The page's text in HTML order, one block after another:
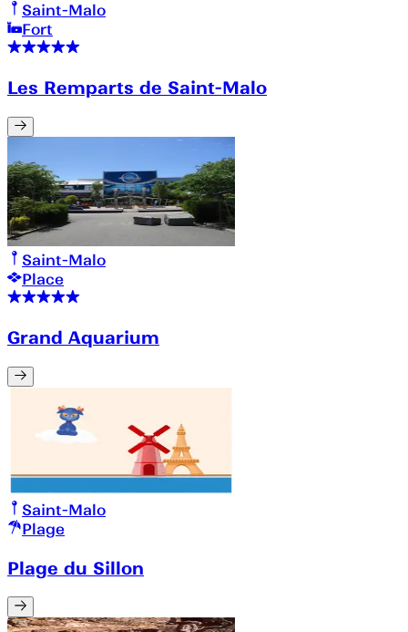
Saint-Malo
Fort
Les Remparts de Saint-Malo
Saint-Malo
Place
Grand Aquarium
Saint-Malo
Plage
Plage du Sillon